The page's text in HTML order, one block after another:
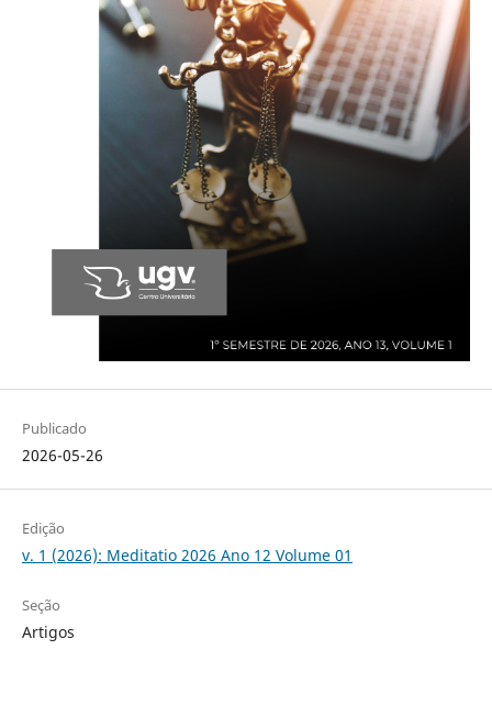
Publicado
2026-05-26
Edição
v. 1 (2026): Meditatio 2026 Ano 12 Volume 01
Seção
Artigos